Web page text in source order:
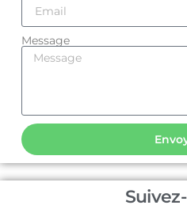
Message